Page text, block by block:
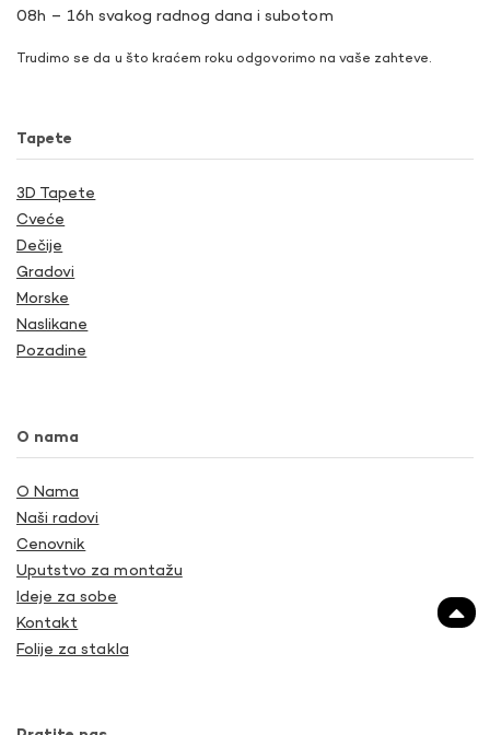
08h – 16h svakog radnog dana i subotom
Trudimo se da u što kraćem roku odgovorimo na vaše zahteve.
Tapete
3D Tapete
Cveće
Dečije
Gradovi
Morske
Naslikane
Pozadine
O nama
O Nama
Naši radovi
Cenovnik
Uputstvo za montažu
Ideje za sobe
Kontakt
Folije za stakla